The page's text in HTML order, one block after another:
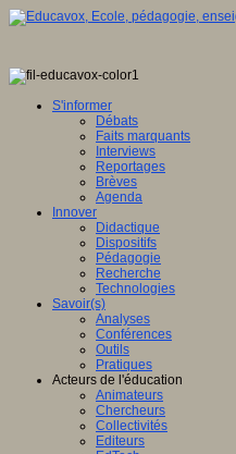
S'informer
Débats
Faits marquants
Interviews
Reportages
Brèves
Agenda
Innover
Didactique
Dispositifs
Pédagogie
Recherche
Technologies
Savoir(s)
Analyses
Conférences
Outils
Pratiques
Acteurs de l'éducation
Animateurs
Chercheurs
Collectivités
Editeurs